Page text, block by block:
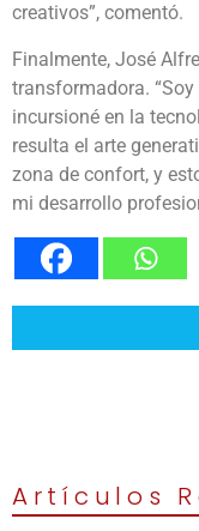
creativos”, comentó.
Finalmente, José
transformadora.
incursioné en la
resulta el arte
zona de confort, y
mi desarrollo
Artículos